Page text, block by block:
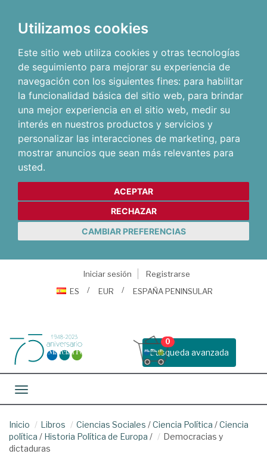
Utilizamos cookies
Este sitio web utiliza cookies y otras tecnologías
de seguimiento para mejorar su experiencia de
navegación con los siguientes fines: para habilitar
la funcionalidad básica del sitio web, para brindar
una mejor experiencia en el sitio web, medir su
interés en nuestros productos y servicios y
personalizar las interacciones de marketing, para
mostrar anuncios que sean más relevantes para
usted.
ACEPTAR
RECHAZAR
CAMBIAR PREFERENCIAS
Iniciar sesión
Registrarse
ES
EUR ESPAÑA PENINSULAR
Busqueda avanzada
0
Toggle navigation
Inicio Libros Ciencias Sociales /Ciencia Política /Ciencia
política / Historia Política de Europa /
Democracias y
dictaduras